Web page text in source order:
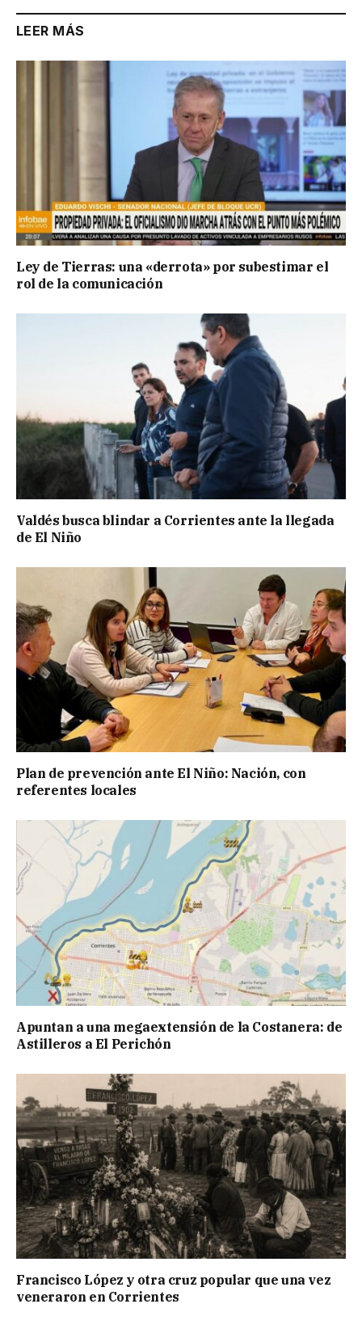
LEER MÁS
Ley de Tierras: una «derrota» por subestimar el
rol de la comunicación
Valdés busca blindar a Corrientes ante la llegada
de El Niño
Plan de prevención ante El Niño: Nación, con
referentes locales
Apuntan a una megaextensión de la Costanera: de
Astilleros a El Perichón
Francisco López y otra cruz popular que una vez
veneraron en Corrientes